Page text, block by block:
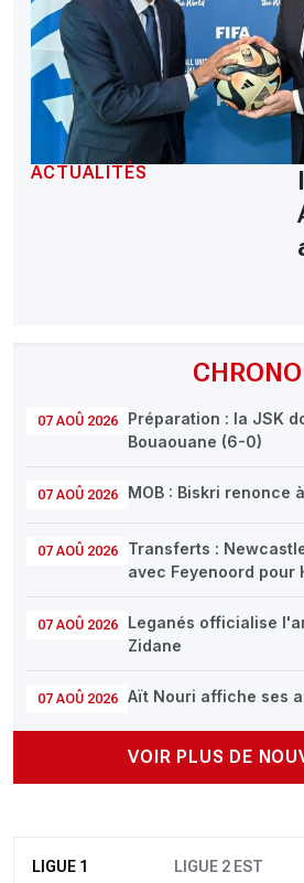
CHRONO
07 AOÛ 2026
Préparation : la JSK
Bouaouane (6-0)
07 AOÛ 2026 MOB : Biskri renonce
07 AOÛ 2026
Transferts :
avec Feyenoord pour
07 AOÛ 2026
Leganés officialise
Zidane
07 AOÛ 2026 Aït Nouri affiche ses
VOIR PLUS DE
LIGUE 1 LIGUE 2 EST
ACTUALITÉS